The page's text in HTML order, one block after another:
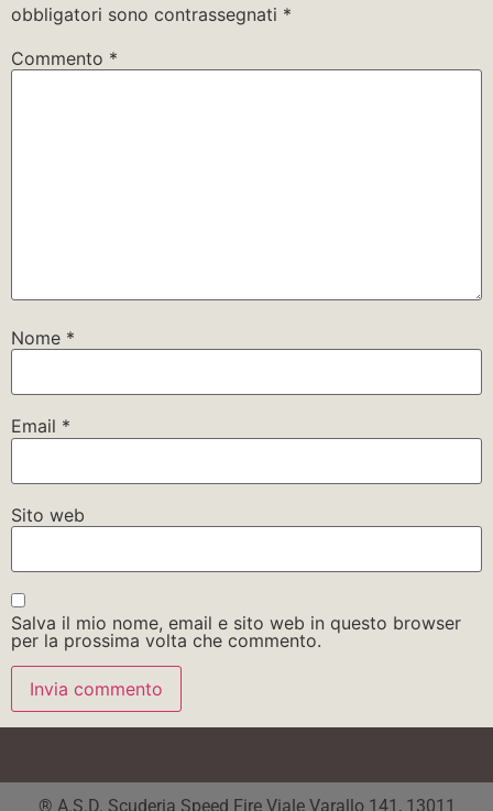
obbligatori sono contrassegnati *
Commento *
Nome *
Email *
Sito web
Salva il mio nome, email e sito web in questo browser
per la prossima volta che commento.
® A.S.D. Scuderia Speed Fire Viale Varallo 141, 13011